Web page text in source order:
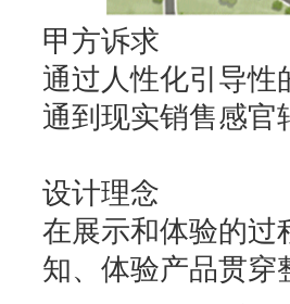
甲方诉求
通过人性化引导性
通到现实销售感官
设计理念
在展示和体验的过
知、体验产品贯穿